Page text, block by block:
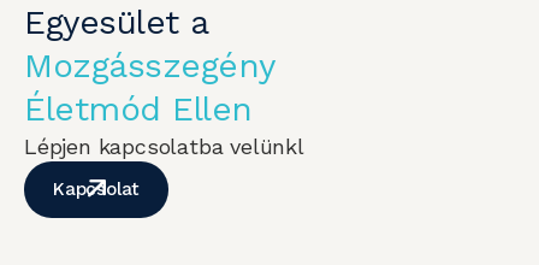
Egyesület a
Mozgásszegény
Életmód Ellen
Lépjen kapcsolatba velünkl
Kapcsolat